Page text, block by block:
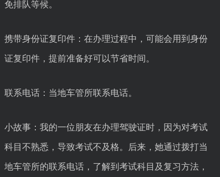
免排队等候。
携带身份证复印件：在办理过程中，可能会用到身份
证复印件，提前准备好可以节省时间。
联系电话：当地车管所联系电话。
小故事：我的一位朋友在办理驾驶证时，因为对考试
科目不熟悉，导致考试不及格。后来，她通过拨打当
地车管所的联系电话，了解到考试科目及复习方法，